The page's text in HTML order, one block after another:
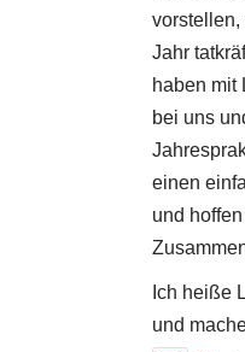
Jahr
haben mit
bei uns
einen
und
Ich heiße
und